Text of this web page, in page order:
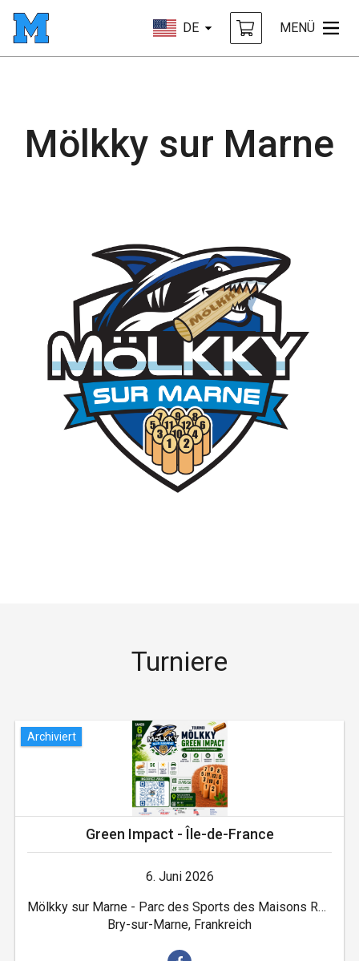
DE MENÜ
Mölkky sur Marne
Turniere
Archiviert
Green Impact - Île-de-France
6. Juni 2026
Mölkky sur Marne - Parc des Sports des Maisons Rouges
Bry-sur-Marne, Frankreich